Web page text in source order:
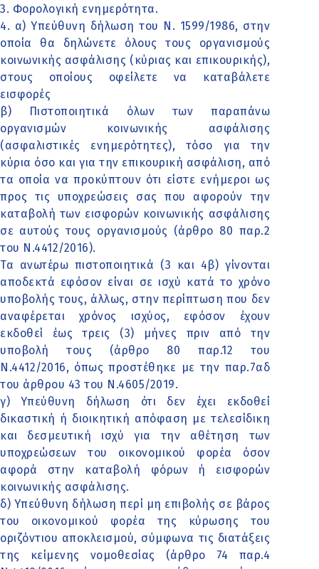
3. Φορολογική ενημερότητα.
4. α) Υπεύθυνη δήλωση του Ν. 1599/1986, στην
οποία θα δηλώνετε όλους τους οργανισμούς
κοινωνικής ασφάλισης (κύριας και επικουρικής),
στους οποίους οφείλετε να καταβάλετε
εισφορές
β) Πιστοποιητικά όλων των παραπάνω
οργανισμών κοινωνικής ασφάλισης
(ασφαλιστικές ενημερότητες), τόσο για την
κύρια όσο και για την επικουρική ασφάλιση, από
τα οποία να προκύπτουν ότι είστε ενήμεροι ως
προς τις υποχρεώσεις σας που αφορούν την
καταβολή των εισφορών κοινωνικής ασφάλισης
σε αυτούς τους οργανισμούς (άρθρο 80 παρ.2
του Ν.4412/2016).
Τα ανωτέρω πιστοποιητικά (3 και 4β) γίνονται
αποδεκτά εφόσον είναι σε ισχύ κατά το χρόνο
υποβολής τους, άλλως, στην περίπτωση που δεν
αναφέρεται χρόνος ισχύος, εφόσον έχουν
εκδοθεί έως τρεις (3) μήνες πριν από την
υποβολή τους (άρθρο 80 παρ.12 του
Ν.4412/2016, όπως προστέθηκε με την παρ.7αδ
του άρθρου 43 του Ν.4605/2019.
γ) Υπεύθυνη δήλωση ότι δεν έχει εκδοθεί
δικαστική ή διοικητική απόφαση με τελεσίδικη
και δεσμευτική ισχύ για την αθέτηση των
υποχρεώσεων του οικονομικού φορέα όσον
αφορά στην καταβολή φόρων ή εισφορών
κοινωνικής ασφάλισης.
δ) Υπεύθυνη δήλωση περί μη επιβολής σε βάρος
του οικονομικού φορέα της κύρωσης του
οριζόντιου αποκλεισμού, σύμφωνα τις διατάξεις
της κείμενης νομοθεσίας (άρθρο 74 παρ.4